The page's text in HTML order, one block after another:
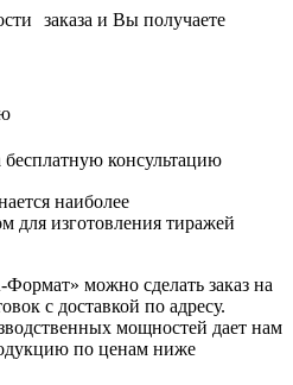
заказа и Вы получаете
наиболее
для изготовления тиражей
можно сделать заказ на
с доставкой по адресу.
мощностей дает нам
по ценам ниже